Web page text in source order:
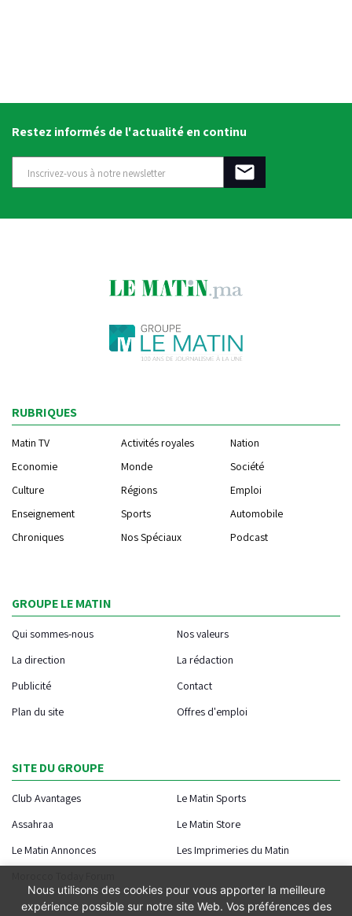
Restez informés de l'actualité en continu
RUBRIQUES
Matin TV Activités royales
Nation
Economie
Monde
Société
Culture
Régions
Emploi
Enseignement
Sports
Automobile
Chroniques
Nos Spéciaux Podcast
GROUPE LE MATIN
Qui sommes-nous
Nos valeurs
La direction
La rédaction
Publicité
Contact
Plan du site
Offres d'emploi
SITE DU GROUPE
Club Avantages
Le Matin Sports
Assahraa
Le Matin Store
Le Matin Annonces
Les Imprimeries du Matin
Nous utilisons des cookies pour vous apporter la meilleure
expérience possible sur notre site Web. Vos préférences des